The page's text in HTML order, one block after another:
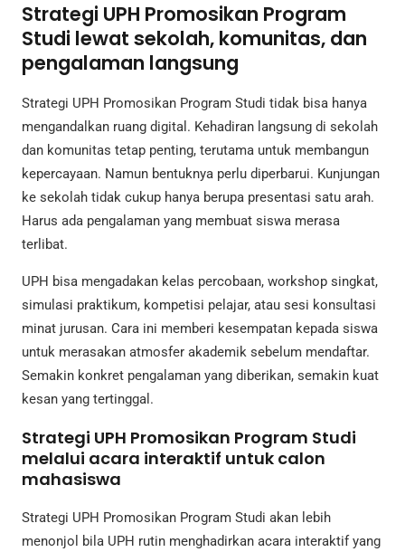
Strategi UPH Promosikan Program
Studi lewat sekolah, komunitas, dan
pengalaman langsung
Strategi UPH Promosikan Program Studi tidak bisa hanya
mengandalkan ruang digital. Kehadiran langsung di sekolah
dan komunitas tetap penting, terutama untuk membangun
kepercayaan. Namun bentuknya perlu diperbarui. Kunjungan
ke sekolah tidak cukup hanya berupa presentasi satu arah.
Harus ada pengalaman yang membuat siswa merasa
terlibat.
UPH bisa mengadakan kelas percobaan, workshop singkat,
simulasi praktikum, kompetisi pelajar, atau sesi konsultasi
minat jurusan. Cara ini memberi kesempatan kepada siswa
untuk merasakan atmosfer akademik sebelum mendaftar.
Semakin konkret pengalaman yang diberikan, semakin kuat
kesan yang tertinggal.
Strategi UPH Promosikan Program Studi
melalui acara interaktif untuk calon
mahasiswa
Strategi UPH Promosikan Program Studi akan lebih
menonjol bila UPH rutin menghadirkan acara interaktif yang